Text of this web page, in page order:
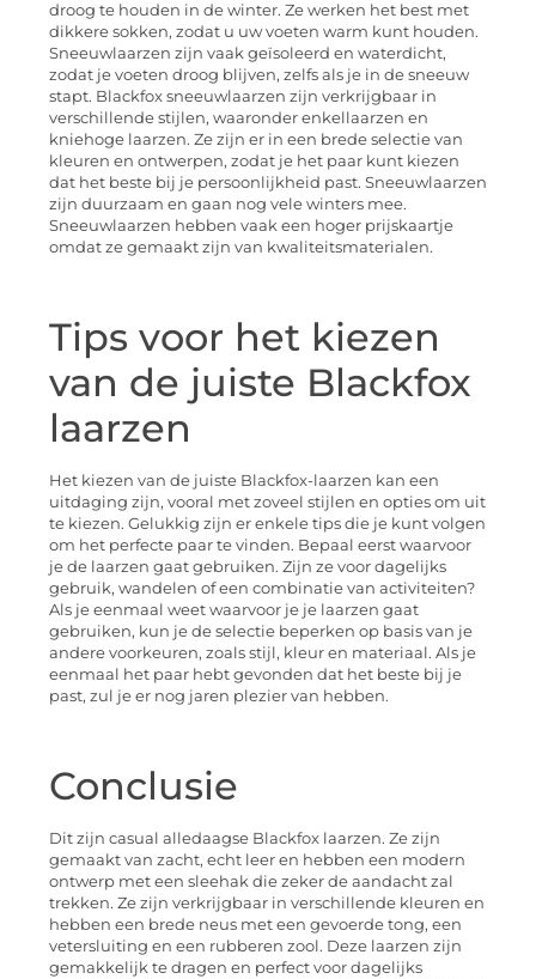
droog te houden in de winter. Ze werken het best met
dikkere sokken, zodat u uw voeten warm kunt houden.
Sneeuwlaarzen zijn vaak geïsoleerd en waterdicht,
zodat je voeten droog blijven, zelfs als je in de sneeuw
stapt. Blackfox sneeuwlaarzen zijn verkrijgbaar in
verschillende stijlen, waaronder enkellaarzen en
kniehoge laarzen. Ze zijn er in een brede selectie van
kleuren en ontwerpen, zodat je het paar kunt kiezen
dat het beste bij je persoonlijkheid past. Sneeuwlaarzen
zijn duurzaam en gaan nog vele winters mee.
Sneeuwlaarzen hebben vaak een hoger prijskaartje
omdat ze gemaakt zijn van kwaliteitsmaterialen.
Tips voor het kiezen
van de juiste Blackfox
laarzen
Het kiezen van de juiste Blackfox-laarzen kan een
uitdaging zijn, vooral met zoveel stijlen en opties om uit
te kiezen. Gelukkig zijn er enkele tips die je kunt volgen
om het perfecte paar te vinden. Bepaal eerst waarvoor
je de laarzen gaat gebruiken. Zijn ze voor dagelijks
gebruik, wandelen of een combinatie van activiteiten?
Als je eenmaal weet waarvoor je je laarzen gaat
gebruiken, kun je de selectie beperken op basis van je
andere voorkeuren, zoals stijl, kleur en materiaal. Als je
eenmaal het paar hebt gevonden dat het beste bij je
past, zul je er nog jaren plezier van hebben.
Conclusie
Dit zijn casual alledaagse Blackfox laarzen. Ze zijn
gemaakt van zacht, echt leer en hebben een modern
ontwerp met een sleehak die zeker de aandacht zal
trekken. Ze zijn verkrijgbaar in verschillende kleuren en
hebben een brede neus met een gevoerde tong, een
vetersluiting en een rubberen zool. Deze laarzen zijn
gemakkelijk te dragen en perfect voor dagelijks